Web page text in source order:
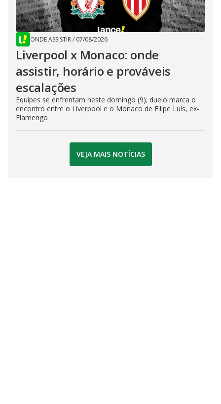
ONDE ASSISTIR/ 07/08/2026
Liverpool x Monaco: onde
assistir, horário e prováveis
escalações
Equipes se enfrentam neste domingo (9); duelo marca o
encontro entre o Liverpool e o Monaco de Filipe Luís, ex-
Flamengo
VEJA MAIS NOTÍCIAS